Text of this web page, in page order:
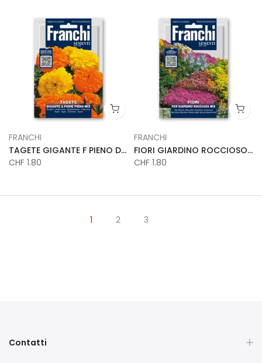
FRANCHI
TAGETE GIGANTE F PIENO DBF
CHF 1.80
FRANCHI
FIORI GIARDINO ROCCIOSO DBF
CHF 1.80
1 2 3
Contatti